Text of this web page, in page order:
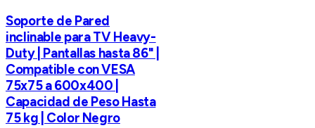
Soporte de Pared
inclinable para TV Heavy-
Duty | Pantallas hasta 86" |
Compatible con VESA
75x75 a 600x400 |
Capacidad de Peso Hasta
75 kg | Color Negro